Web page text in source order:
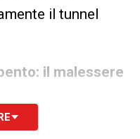
il tunnel
il malessere
Casa Blanca, la